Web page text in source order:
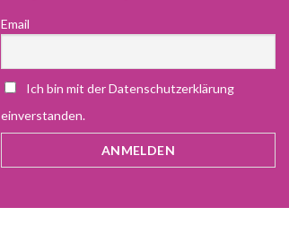
Email
Ich bin mit der Datenschutzerklärung
einverstanden.